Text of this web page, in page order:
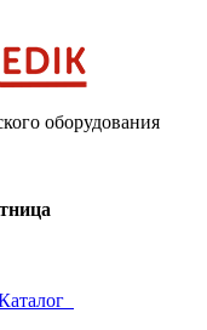
оборудования